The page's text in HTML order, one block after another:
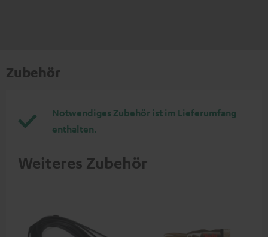
Zubehör
Notwendiges Zubehör ist im Lieferumfang
enthalten.
Weiteres Zubehör